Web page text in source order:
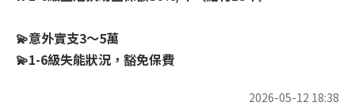
💫意外實支3～5萬
💫1-6級失能狀況，豁免保費
2026-05-12 18:38